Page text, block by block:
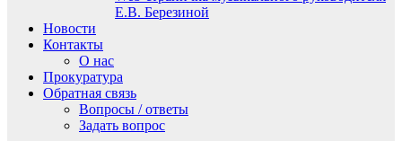
Е.В. Березиной
Новости
Контакты
О нас
Прокуратура
Обратная связь
Вопросы / ответы
Задать вопрос